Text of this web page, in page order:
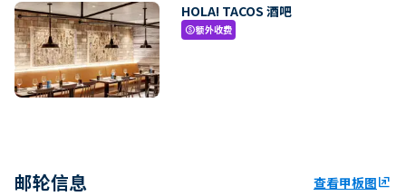
HOLA! TACOS 酒吧
paid额外收费
邮轮信息 查看甲板图ungroup